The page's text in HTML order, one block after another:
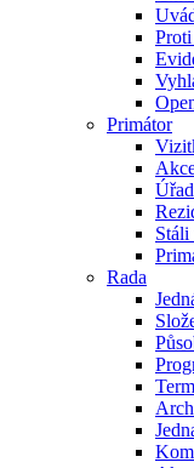
Primátor
Stáli
Rada